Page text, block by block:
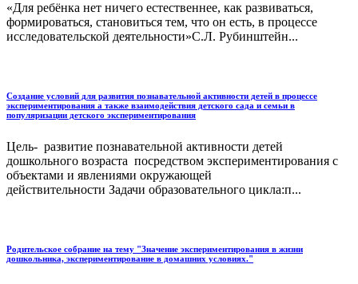
«Для ребёнка нет ничего естественнее, как развиваться,
формироваться, становиться тем, что он есть, в процессе
исследовательской деятельности»С.Л. Рубинштейн...
Создание условий для развития познавательной активности детей в процессе
экспериментирования а также взаимодействия детского сада и семьи в
популяризации детского экспериментирования
Цель- развитие познавательной активности детей
дошкольного возраста посредством экспериментирования с
объектами и явлениями окружающей
действительности Задачи образовательного цикла:п...
Родительское собрание на тему "Значение экспериментирования в жизни
дошкольника, экспериментирование в домашних условиях."